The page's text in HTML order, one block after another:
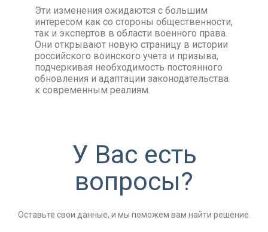
Эти изменения ожидаются с большим
интересом как со стороны общественности,
так и экспертов в области военного права.
Они открывают новую страницу в истории
российского воинского учета и призыва,
подчеркивая необходимость постоянного
обновления и адаптации законодательства
к современным реалиям.
У Вас есть
вопросы?
Оставьте свои данные, и мы поможем вам найти решение.